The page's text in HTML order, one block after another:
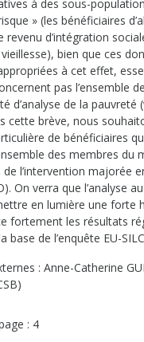
à des sous-
» (les bénéficiaires
revenu d’intégration
bien que ces
à cet effet,
pas l’ensemble
d’analyse de la pauvreté
cette brève, nous
de bénéficiaires
des membres du
l’intervention majorée
On verra que l’analyse
en lumière une forte
fortement les résultats
base de l’enquête EU-
: Anne-Catherine
: 4